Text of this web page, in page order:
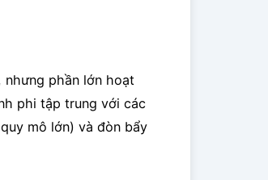
phần lớn hoạt
phi tập trung với các
mô lớn) và đòn bẩy